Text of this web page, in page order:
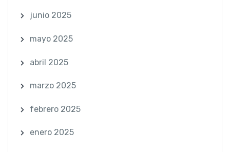
junio 2025
mayo 2025
abril 2025
marzo 2025
febrero 2025
enero 2025